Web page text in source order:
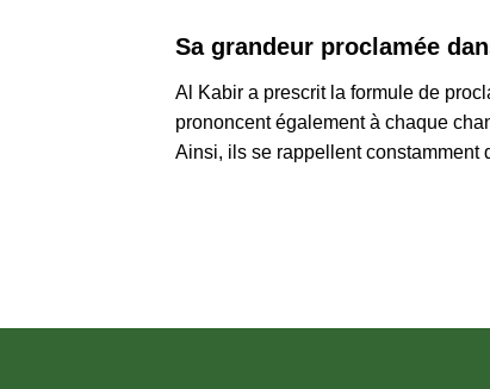
Sa grandeur proclamée
Al Kabir a prescrit la formule de
prononcent également à chaque
Ainsi, ils se rappellent constamment